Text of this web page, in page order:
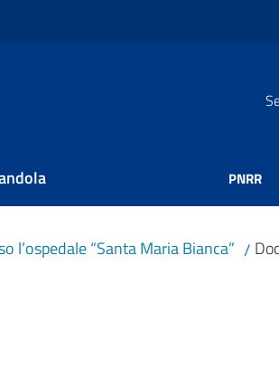
PNRR
l’ospedale “Santa Maria Bianca” /